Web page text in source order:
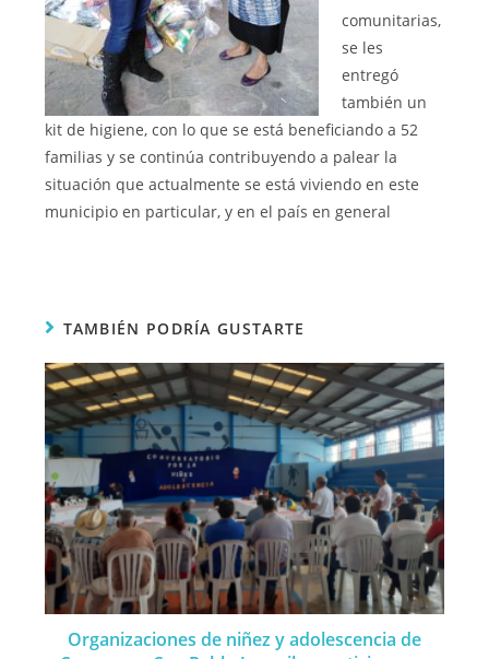
comunitarias,
se les
entregó
también un
kit de higiene, con lo que se está beneficiando a 52
familias y se continúa contribuyendo a palear la
situación que actualmente se está viviendo en este
municipio en particular, y en el país en general
TAMBIÉN PODRÍA GUSTARTE
Organizaciones de niñez y adolescencia de